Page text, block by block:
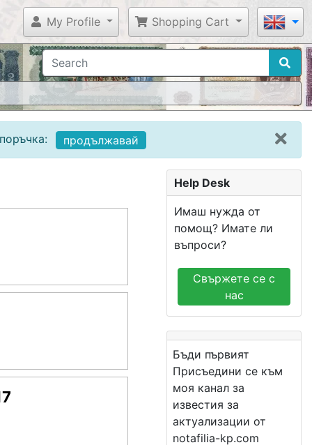
My Profile Shopping Cart
продължавай
Help Desk
Имаш нужда от
помощ? Имате ли
въпроси?
Свържете се с
нас
Бъди първият
Присъедини се към
моя канал за
известия за
актуализации от
notafilia-kp.com